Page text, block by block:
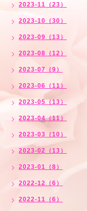
2023-11（23）
2023-10（30）
2023-09（13）
2023-08（12）
2023-07（9）
2023-06（11）
2023-05（13）
2023-04（11）
2023-03（10）
2023-02（13）
2023-01（8）
2022-12（6）
2022-11（6）